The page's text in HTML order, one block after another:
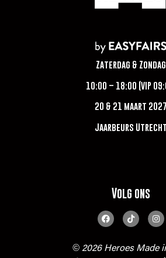
Zaterdag & Zondag
10:00 – 18:00 (VIP
20 & 21 maart 2027
Jaarbeurs Utrecht
Volg ons
© 2026 Heroes Made